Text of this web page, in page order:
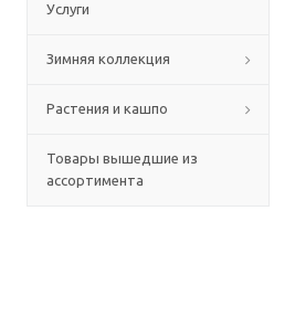
Услуги
Зимняя коллекция
Растения и кашпо
Товары вышедшие из
ассортимента